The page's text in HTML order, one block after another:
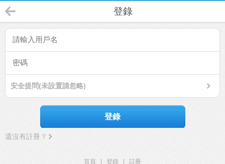
登錄
安全提問(未設置請忽略)
登錄
還沒有註冊？
首頁 登錄
註冊